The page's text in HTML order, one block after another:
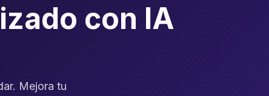
con IA
Mejora tu